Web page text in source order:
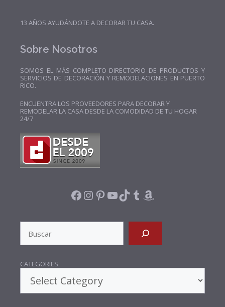
13 AÑOS AYUDÁNDOTE A DECORAR TU CASA.
Sobre Nosotros
SOMOS EL MÁS COMPLETO DIRECTORIO DE PRODUCTOS Y
SERVICIOS DE DECORACIÓN Y REMODELACIONES EN PUERTO
RICO.
ENCUENTRA LOS PROVEEDORES PARA DECORAR Y
REMODELAR LA CASA DESDE LA COMODIDAD DE TU HOGAR
24/7
FACEBOOK
INSTAGRAM
PINTEREST
YOUTUBE
TIKTOK
TUMBLR
AMAZON
SEARCH
CATEGORIES